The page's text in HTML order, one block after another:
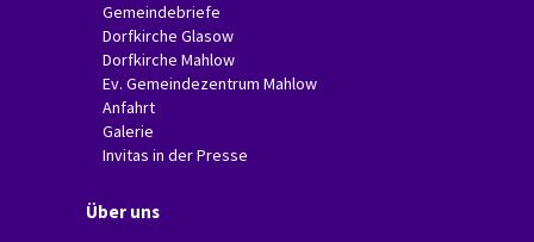
Gemeindebriefe
Dorfkirche Glasow
Dorfkirche Mahlow
Ev. Gemeindezentrum Mahlow
Anfahrt
Galerie
Invitas in der Presse
Über uns